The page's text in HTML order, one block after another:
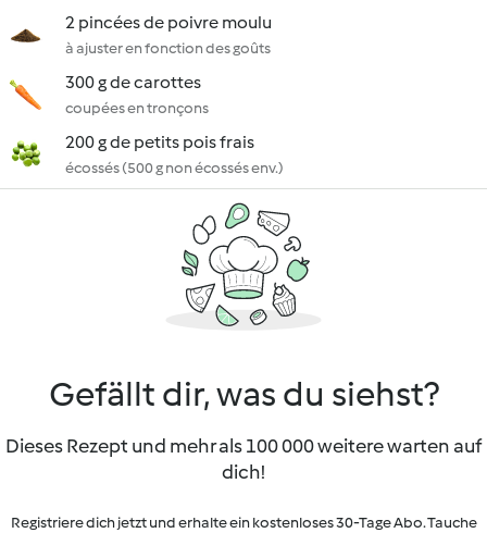
2 pincées de poivre moulu
à ajuster en fonction des goûts
300 g de carottes
coupées en tronçons
200 g de petits pois frais
écossés (500 g non écossés env.)
Gefällt dir, was du siehst?
Dieses Rezept und mehr als 100 000 weitere warten auf
dich!
Registriere dich jetzt und erhalte ein kostenloses 30-Tage Abo. Tauche